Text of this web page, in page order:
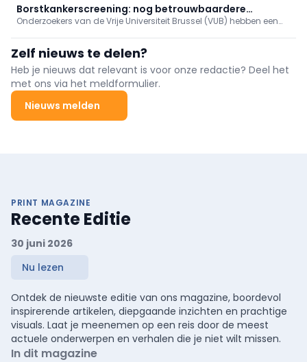
officieel boven de doopvont gehouden.
Borstkankerscreening: nog betrouwbaardere
simulatiemodellen
Onderzoekers van de Vrije Universiteit Brussel (VUB) hebben een
borstkankerscreening.
Zelf nieuws te delen?
Heb je nieuws dat relevant is voor onze redactie? Deel het
met ons via het meldformulier.
Nieuws melden
PRINT MAGAZINE
Recente Editie
30 juni 2026
Nu lezen
Ontdek de nieuwste editie van ons magazine, boordevol
inspirerende artikelen, diepgaande inzichten en prachtige
visuals. Laat je meenemen op een reis door de meest
actuele onderwerpen en verhalen die je niet wilt missen.
In dit magazine